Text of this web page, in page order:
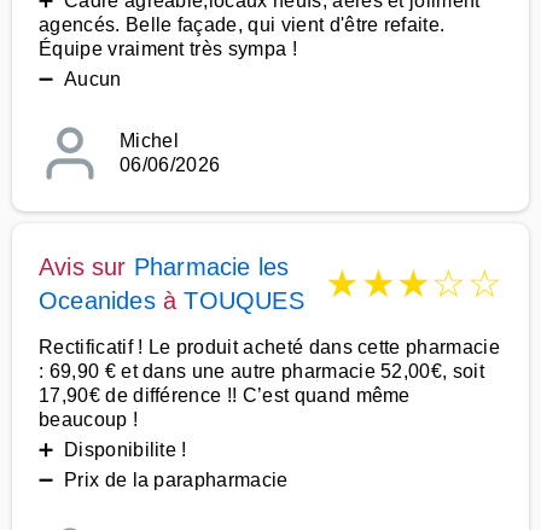
agencés. Belle façade, qui vient d'être refaite.
Équipe vraiment très sympa !
➖ Aucun
Michel
06/06/2026
Avis sur Pharmacie les
OceanidesàTOUQUES ★★★☆☆
Rectificatif ! Le produit acheté dans cette pharmacie
: 69,90 € et dans une autre pharmacie 52,00€, soit
17,90€ de différence !! C’est quand même
beaucoup !
➕ Disponibilite !
➖ Prix de la parapharmacie